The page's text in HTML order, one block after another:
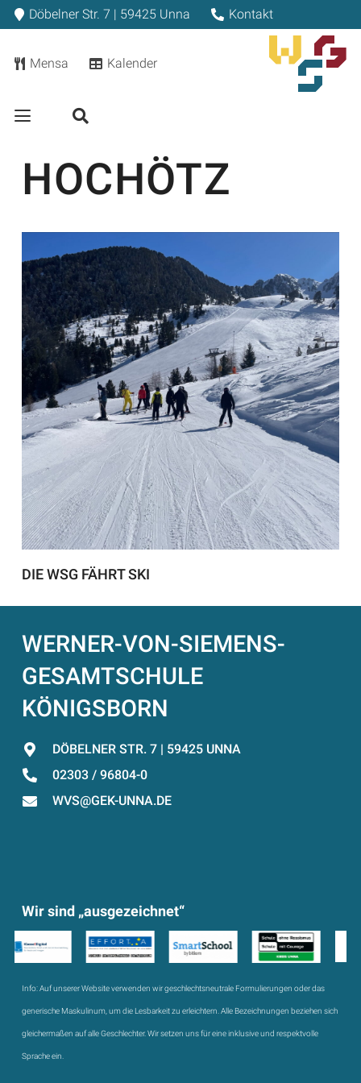
Döbelner Str. 7 | 59425 Unna Kontakt
Mensa Kalender
HOCHÖTZ
DIE WSG FÄHRT SKI
WERNER-VON-SIEMENS-
GESAMTSCHULE
KÖNIGSBORN
DÖBELNER STR. 7 | 59425 UNNA
02303 / 96804-0
WVS@GEK-UNNA.DE
Wir sind „ausgezeichnet“
Info:Auf unserer Website verwenden wir geschlechtsneutrale Formulierungen oder das
generische Maskulinum, um die Lesbarkeit zu erleichtern. Alle Bezeichnungen beziehen sich
gleichermaßen auf alle Geschlechter. Wir setzen uns für eine inklusive und respektvolle
Sprache ein.